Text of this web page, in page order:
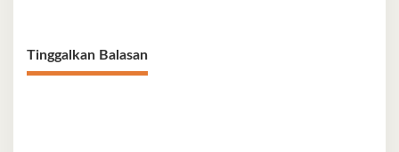
Tinggalkan Balasan